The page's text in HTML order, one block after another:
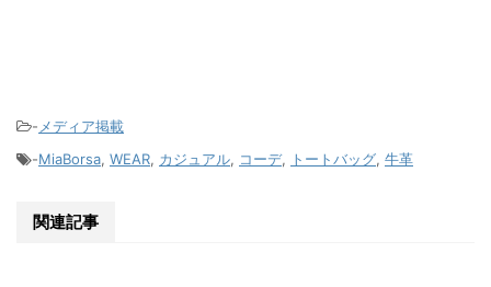
- メディア掲載
-MiaBorsa, WEAR, カジュアル, コーデ, トートバッグ, 牛革
関連記事